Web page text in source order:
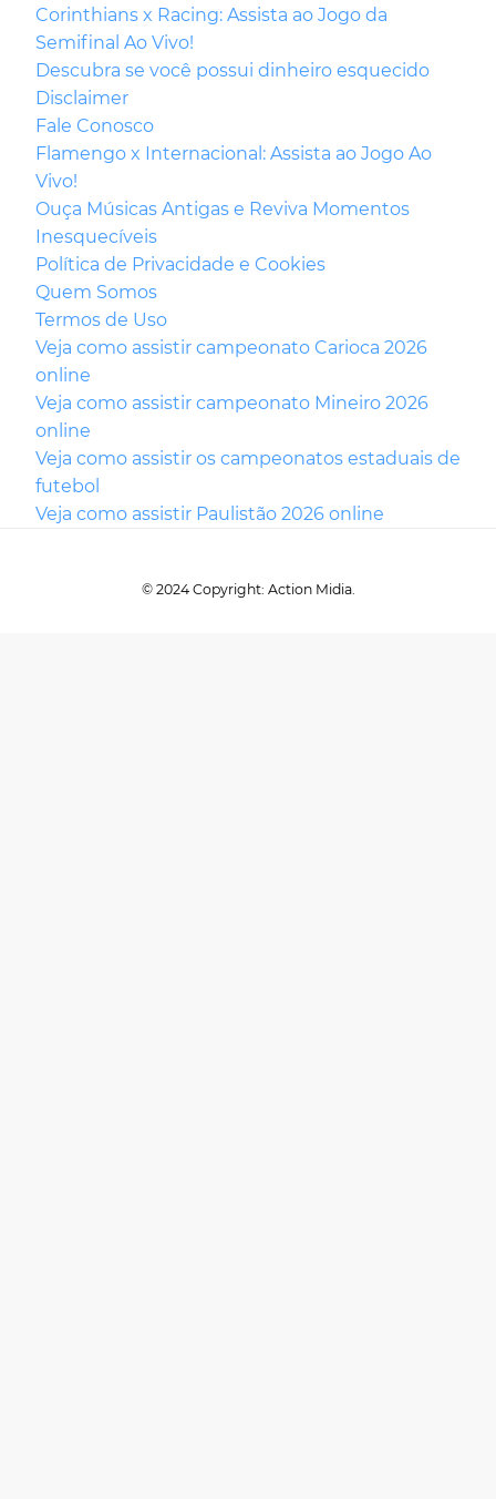
Corinthians x Racing: Assista ao Jogo da
Semifinal Ao Vivo!
Descubra se você possui dinheiro esquecido
Disclaimer
Fale Conosco
Flamengo x Internacional: Assista ao Jogo Ao
Vivo!
Ouça Músicas Antigas e Reviva Momentos
Inesquecíveis
Política de Privacidade e Cookies
Quem Somos
Termos de Uso
Veja como assistir campeonato Carioca 2026
online
Veja como assistir campeonato Mineiro 2026
online
Veja como assistir os campeonatos estaduais de
futebol
Veja como assistir Paulistão 2026 online
© 2024 Copyright: Action Midia.